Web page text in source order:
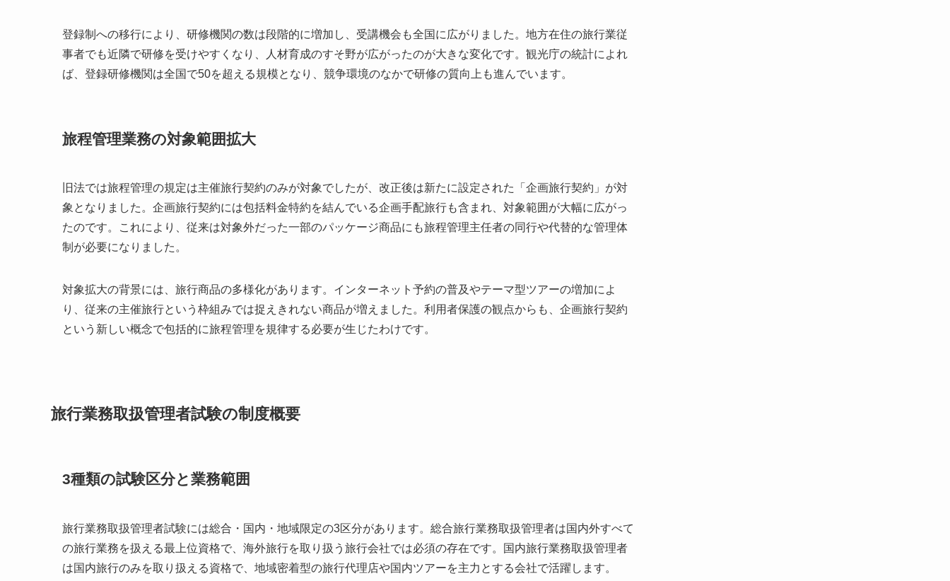
登録制への移行により、研修機関の数は段階的に増加し、受講機会も全国に広がりました。地方在住の旅行業従
事者でも近隣で研修を受けやすくなり、人材育成のすそ野が広がったのが大きな変化です。観光庁の統計によれ
ば、登録研修機関は全国で50を超える規模となり、競争環境のなかで研修の質向上も進んでいます。
旅程管理業務の対象範囲拡大
旧法では旅程管理の規定は主催旅行契約のみが対象でしたが、改正後は新たに設定された「企画旅行契約」が対
象となりました。企画旅行契約には包括料金特約を結んでいる企画手配旅行も含まれ、対象範囲が大幅に広がっ
たのです。これにより、従来は対象外だった一部のパッケージ商品にも旅程管理主任者の同行や代替的な管理体
制が必要になりました。
対象拡大の背景には、旅行商品の多様化があります。インターネット予約の普及やテーマ型ツアーの増加によ
り、従来の主催旅行という枠組みでは捉えきれない商品が増えました。利用者保護の観点からも、企画旅行契約
という新しい概念で包括的に旅程管理を規律する必要が生じたわけです。
旅行業務取扱管理者試験の制度概要
3種類の試験区分と業務範囲
旅行業務取扱管理者試験には総合・国内・地域限定の3区分があります。総合旅行業務取扱管理者は国内外すべて
の旅行業務を扱える最上位資格で、海外旅行を取り扱う旅行会社では必須の存在です。国内旅行業務取扱管理者
は国内旅行のみを取り扱える資格で、地域密着型の旅行代理店や国内ツアーを主力とする会社で活躍します。